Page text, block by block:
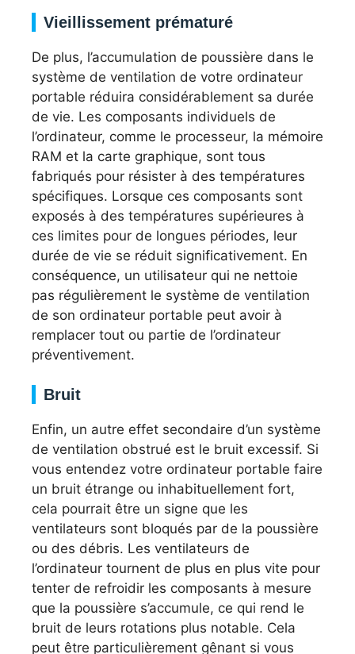
Vieillissement prématuré
De plus, l’accumulation de poussière dans le
système de ventilation de votre ordinateur
portable réduira considérablement sa durée
de vie. Les composants individuels de
l’ordinateur, comme le processeur, la mémoire
RAM et la carte graphique, sont tous
fabriqués pour résister à des températures
spécifiques. Lorsque ces composants sont
exposés à des températures supérieures à
ces limites pour de longues périodes, leur
durée de vie se réduit significativement. En
conséquence, un utilisateur qui ne nettoie
pas régulièrement le système de ventilation
de son ordinateur portable peut avoir à
remplacer tout ou partie de l’ordinateur
préventivement.
Bruit
Enfin, un autre effet secondaire d’un système
de ventilation obstrué est le bruit excessif. Si
vous entendez votre ordinateur portable faire
un bruit étrange ou inhabituellement fort,
cela pourrait être un signe que les
ventilateurs sont bloqués par de la poussière
ou des débris. Les ventilateurs de
l’ordinateur tournent de plus en plus vite pour
tenter de refroidir les composants à mesure
que la poussière s’accumule, ce qui rend le
bruit de leurs rotations plus notable. Cela
peut être particulièrement gênant si vous